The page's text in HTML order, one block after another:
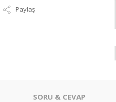
Paylaş
SORU & CEVAP